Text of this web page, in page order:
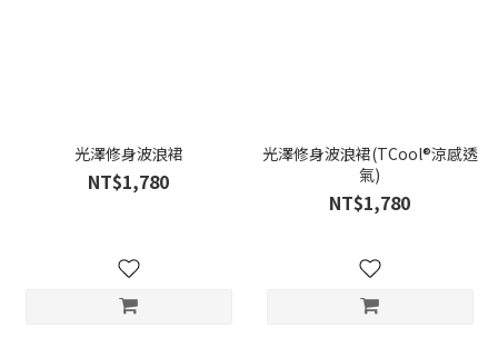
光澤修身波浪裙
NT$1,780
光澤修身波浪裙(TCool®涼感透
氣)
NT$1,780